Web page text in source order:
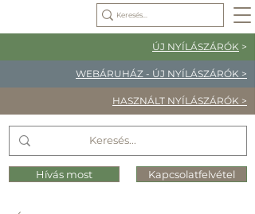
ÚJ NYÍLÁSZÁRÓK >
WEBÁRUHÁZ - ÚJ NYÍLÁSZÁRÓK >
HASZNÁLT NYÍLÁSZÁRÓK >
Hívás most Kapcsolatfelvétel